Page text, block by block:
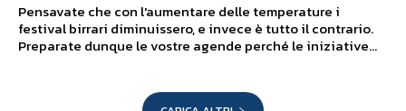
Pensavate che con l'aumentare delle temperature i
festival birrari diminuissero, e invece è tutto il contrario.
Preparate dunque le vostre agende perché le iniziative...